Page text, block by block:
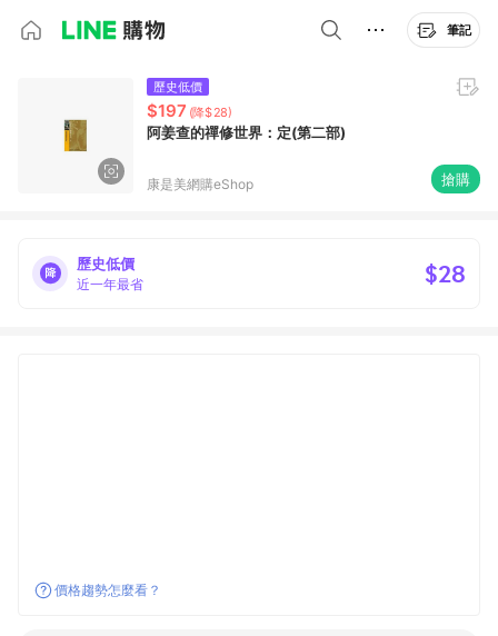
筆記
歷史低價
$197 (降$28)
阿姜查的禪修世界：定(第二部)
康是美網購eShop 搶購
歷史低價
近一年最省 $28
價格趨勢怎麼看？